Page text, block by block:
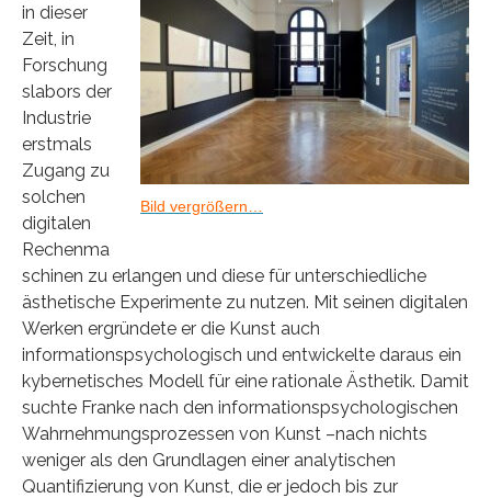
Bild vergrößern…
in dieser
Zeit, in
Forschung
slabors der
Industrie
erstmals
Zugang zu
solchen
digitalen
Rechenma
schinen zu erlangen und diese für unterschiedliche
ästhetische Experimente zu nutzen. Mit seinen digitalen
Werken ergründete er die Kunst auch
informationspsychologisch und entwickelte daraus ein
kybernetisches Modell für eine rationale Ästhetik. Damit
suchte Franke nach den informationspsychologischen
Wahrnehmungsprozessen von Kunst –nach nichts
weniger als den Grundlagen einer analytischen
Quantifizierung von Kunst, die er jedoch bis zur